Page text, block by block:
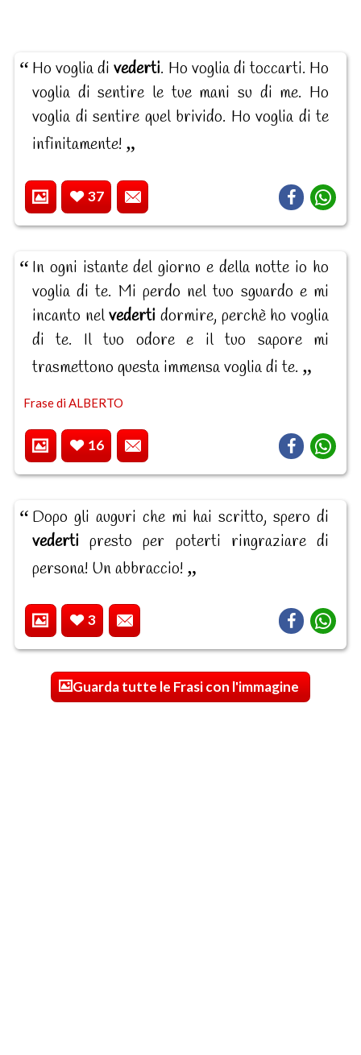
Ho voglia divederti. Ho voglia di toccarti. Ho
voglia di sentire le tue mani su di me. Ho
voglia di sentire quel brivido. Ho voglia di te
infinitamente!
37
In ogni istante del giorno e della notte io ho
voglia di te. Mi perdo nel tuo sguardo e mi
incanto nelvederti dormire, perchè ho voglia
di te. Il tuo odore e il tuo sapore mi
trasmettono questa immensa voglia di te.
Frase di ALBERTO
16
Dopo gli auguri che mi hai scritto, spero di
vederti presto per poterti ringraziare di
persona! Un abbraccio!
3
Guarda tutte le Frasi con l'immagine